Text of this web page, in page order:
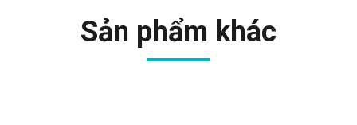
Sản phẩm khác